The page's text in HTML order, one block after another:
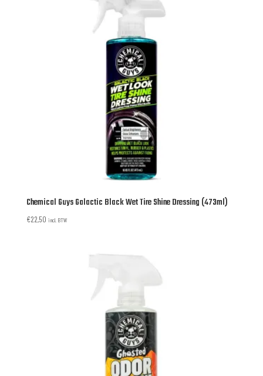
Chemical Guys Galactic Black Wet Tire Shine Dressing (473ml)
€22,50 incl. BTW